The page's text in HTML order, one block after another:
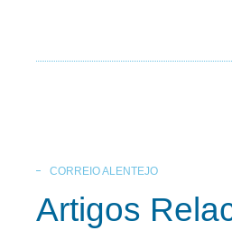
CORREIO ALENTEJO
Artigos